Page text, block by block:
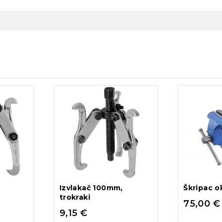
Izvlakač 100mm,
trokraki
9,15 €
Škripac
75,00 €